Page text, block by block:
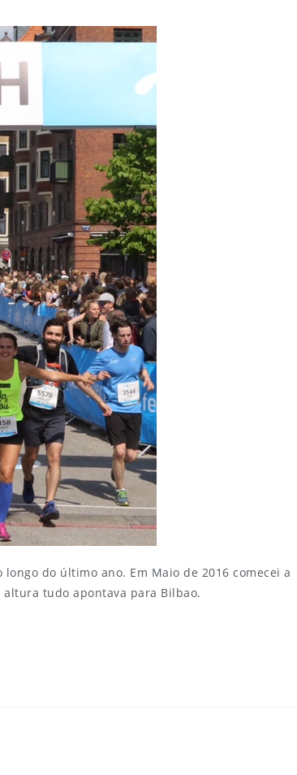
do último ano. Em Maio de 2016 comecei a
tudo apontava para Bilbao.